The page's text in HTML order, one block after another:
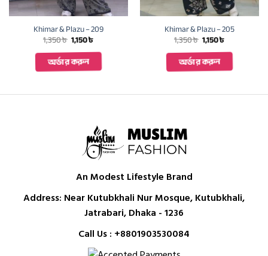
Khimar & Plazu – 209
1,350৳ Original
price
was:
1,350 ৳ .
1,150৳
is:
1,150 ৳ .
অর্ডার করুন
Khimar & Plazu – 205
1,350৳ Original
price
was:
1,350 ৳ .
1,150৳
is:
1,150 ৳ .
অর্ডার করুন
An Modest Lifestyle Brand
Address: Near Kutubkhali Nur Mosque, Kutubkhali,
Jatrabari, Dhaka - 1236
Call Us : +8801903530084